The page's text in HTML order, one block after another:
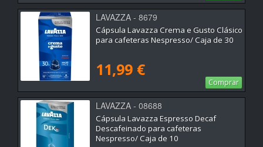
LAVAZZA - 8679
Cápsula Lavazza Crema e Gusto Clásico
para cafeteras Nespresso/ Caja de 30
11,99 €
Comprar
LAVAZZA - 08688
Cápsula Lavazza Espresso Decaf
Descafeinado para cafeteras
Nespresso/ Caja de 10